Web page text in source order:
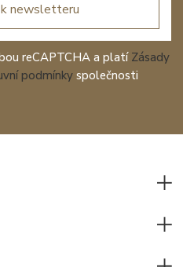
newsletteru
reCAPTCHA a platí Zásady
podmínky společnosti